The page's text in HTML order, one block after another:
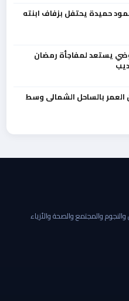
حميدة يحتفل بزفاف ابنته
يستعد لمفاجأة رمضان
العمر بالساحل الشمالى وسط
والمجتمع والصحة والأزياء